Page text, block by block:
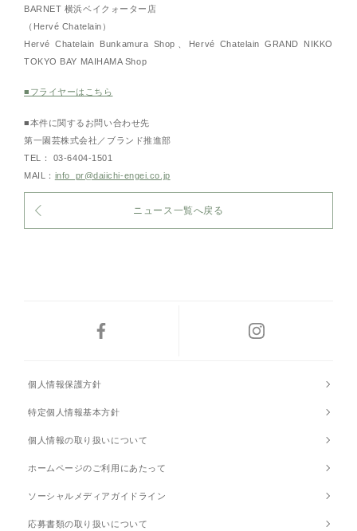
BARNET 横浜ベイクォーター店
（Hervé Chatelain）
Hervé Chatelain Bunkamura Shop、Hervé Chatelain GRAND NIKKO
TOKYO BAY MAIHAMA Shop
■フライヤーはこちら
■本件に関するお問い合わせ先
第一園芸株式会社／ブランド推進部
TEL： 03-6404-1501
MAIL： info_pr@daiichi-engei.co.jp
ニュース一覧へ戻る
個人情報保護方針
特定個人情報基本方針
個人情報の取り扱いについて
ホームページのご利用にあたって
ソーシャルメディアガイドライン
応募書類の取り扱いについて